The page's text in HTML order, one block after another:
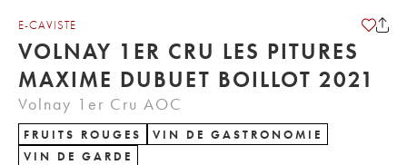
E-CAVISTE
VOLNAY 1ER CRU LES PITURES
MAXIME DUBUET BOILLOT 2021
Volnay 1er Cru AOC
FRUITS ROUGES
VIN DE GASTRONOMIE
VIN DE GARDE